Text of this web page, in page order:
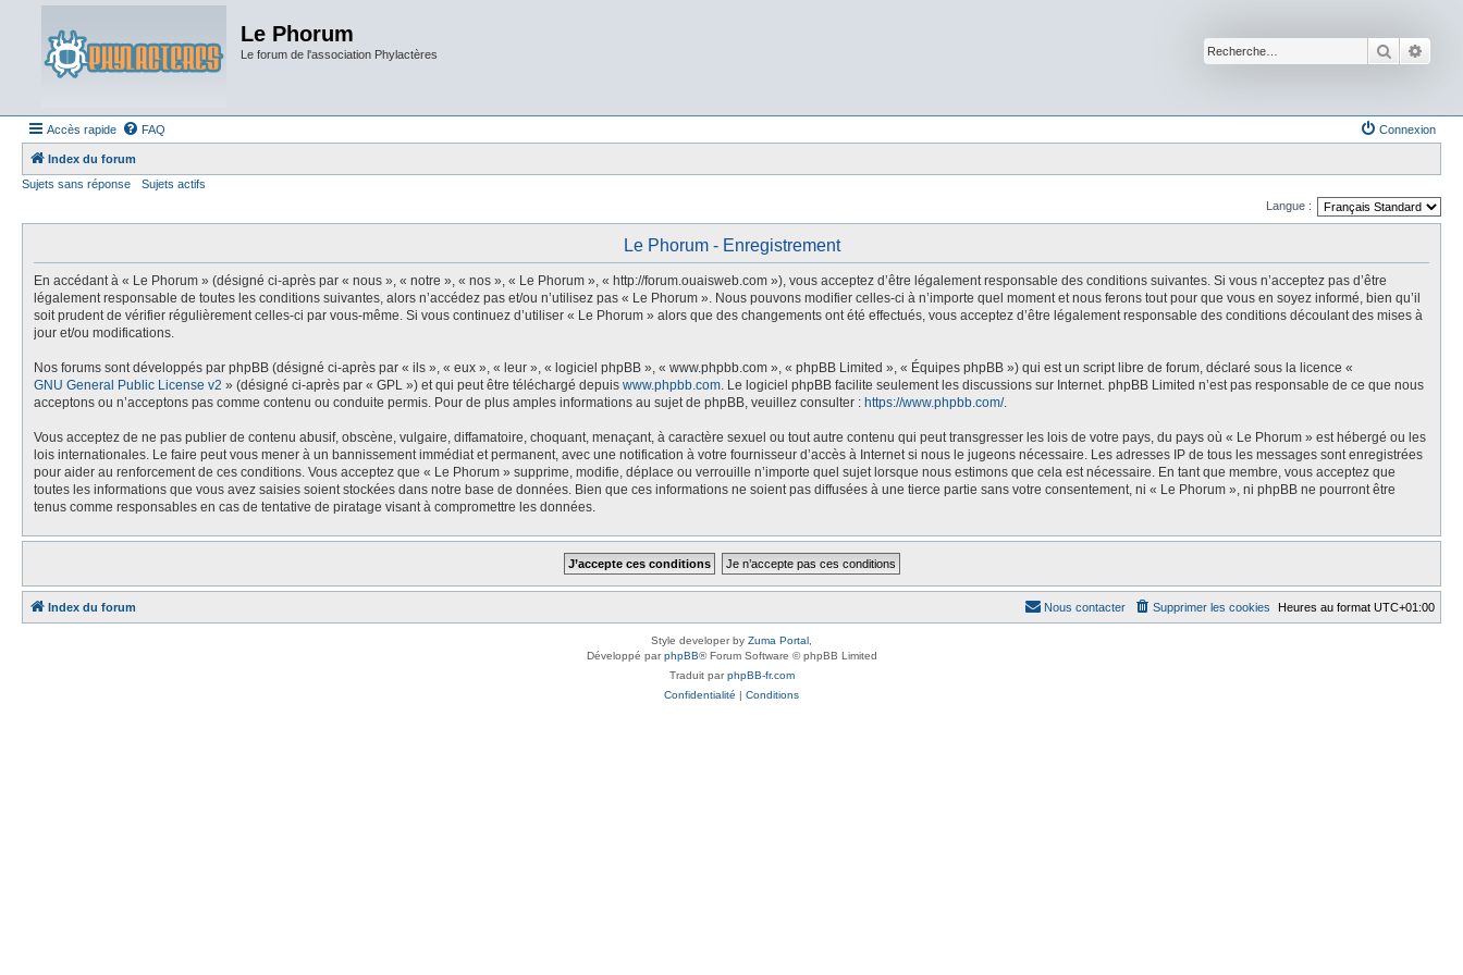
Le Phorum
Le forum de l'association Phylactères
Accès rapide FAQ Connexion
Index du forum
Sujets sans réponse
Sujets actifs
Langue :
Le Phorum - Enregistrement
En accédant à « Le Phorum » (désigné ci-après par « nous », « notre », « nos », « Le Phorum », « http://forum.ouaisweb.com »), vous acceptez d’être légalement responsable des conditions suivantes. Si vous n’acceptez pas d’être
légalement responsable de toutes les conditions suivantes, alors n’accédez pas et/ou n’utilisez pas « Le Phorum ». Nous pouvons modifier celles-ci à n’importe quel moment et nous ferons tout pour que vous en soyez informé, bien qu’il
soit prudent de vérifier régulièrement celles-ci par vous-même. Si vous continuez d’utiliser « Le Phorum » alors que des changements ont été effectués, vous acceptez d’être légalement responsable des conditions découlant des mises à
jour et/ou modifications.
Nos forums sont développés par phpBB (désigné ci-après par « ils », « eux », « leur », « logiciel phpBB », « www.phpbb.com », « phpBB Limited », « Équipes phpBB ») qui est un script libre de forum, déclaré sous la licence «
GNU General Public License v2 » (désigné ci-après par « GPL ») et qui peut être téléchargé depuis www.phpbb.com . Le logiciel phpBB facilite seulement les discussions sur Internet. phpBB Limited n’est pas responsable de ce que nous
acceptons ou n’acceptons pas comme contenu ou conduite permis. Pour de plus amples informations au sujet de phpBB, veuillez consulter : https://www.phpbb.com/.
Vous acceptez de ne pas publier de contenu abusif, obscène, vulgaire, diffamatoire, choquant, menaçant, à caractère sexuel ou tout autre contenu qui peut transgresser les lois de votre pays, du pays où « Le Phorum » est hébergé ou les
lois internationales. Le faire peut vous mener à un bannissement immédiat et permanent, avec une notification à votre fournisseur d’accès à Internet si nous le jugeons nécessaire. Les adresses IP de tous les messages sont enregistrées
pour aider au renforcement de ces conditions. Vous acceptez que « Le Phorum » supprime, modifie, déplace ou verrouille n’importe quel sujet lorsque nous estimons que cela est nécessaire. En tant que membre, vous acceptez que
toutes les informations que vous avez saisies soient stockées dans notre base de données. Bien que ces informations ne soient pas diffusées à une tierce partie sans votre consentement, ni « Le Phorum », ni phpBB ne pourront être
tenus comme responsables en cas de tentative de piratage visant à compromettre les données.
Index du forum Heures au format UTC+01:00
Supprimer les cookies
Nous contacter
Style developer by Zuma Portal
Développé parphpBB® Forum Software © phpBB Limited
Traduit parphpBB-fr.com
Confidentialité | Conditions